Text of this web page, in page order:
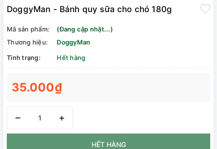
DoggyMan - Bánh quy sữa cho chó 180g
Mã sản phẩm:
(Đang cập nhật...)
Thương hiệu:
DoggyMan
Tình trạng:
Hết hàng
35.000₫
– +
HẾT HÀNG